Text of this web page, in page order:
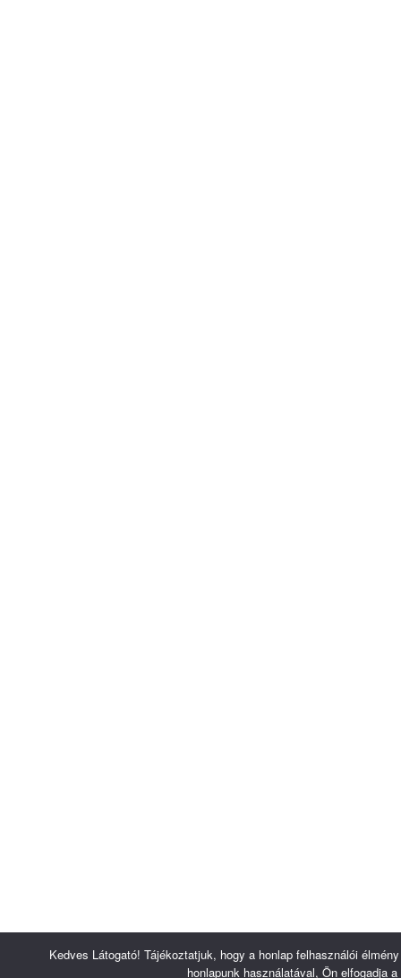
Kedves Látogató! Tájékoztatjuk, hogy a honlap felhasználói
honlapunk használatával, Ön elfogadja